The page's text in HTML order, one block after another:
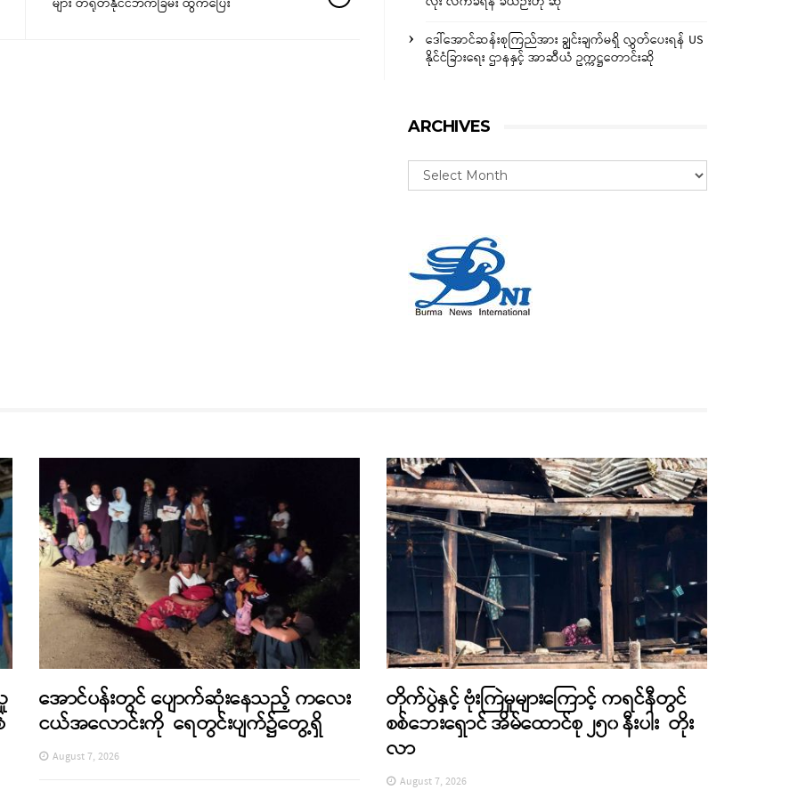
များ တရုတ်နိုင်ငံဘက်ခြမ်း ထွက်ပြေး
ဒေါ်အောင်ဆန်းစုကြည်အား ချွင်းချက်မရှိ လွှတ်ပေးရန် US
နိုင်ငံခြားရေး ဌာနနှင့် အာဆီယံ ဥက္ကဋ္ဌတောင်းဆို
ARCHIVES
အောင်ပန်းတွင် ပျောက်ဆုံးနေသည့် ကလေး
ငယ်အလောင်းကို ရေတွင်းပျက်၌တွေ့ရှိ
August 7, 2026
တိုက်ပွဲနှင့် ဗုံးကြဲမှုများကြောင့် ကရင်နီတွင်
စစ်ဘေးရှောင် အိမ်ထောင်စု ၂၅၀ နီးပါး တိုး
လာ
August 7, 2026